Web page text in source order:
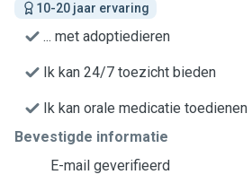
10-20 jaar ervaring
... met adoptiedieren
Ik kan 24/7 toezicht bieden
Ik kan orale medicatie toedienen
Bevestigde informatie
E-mail geverifieerd